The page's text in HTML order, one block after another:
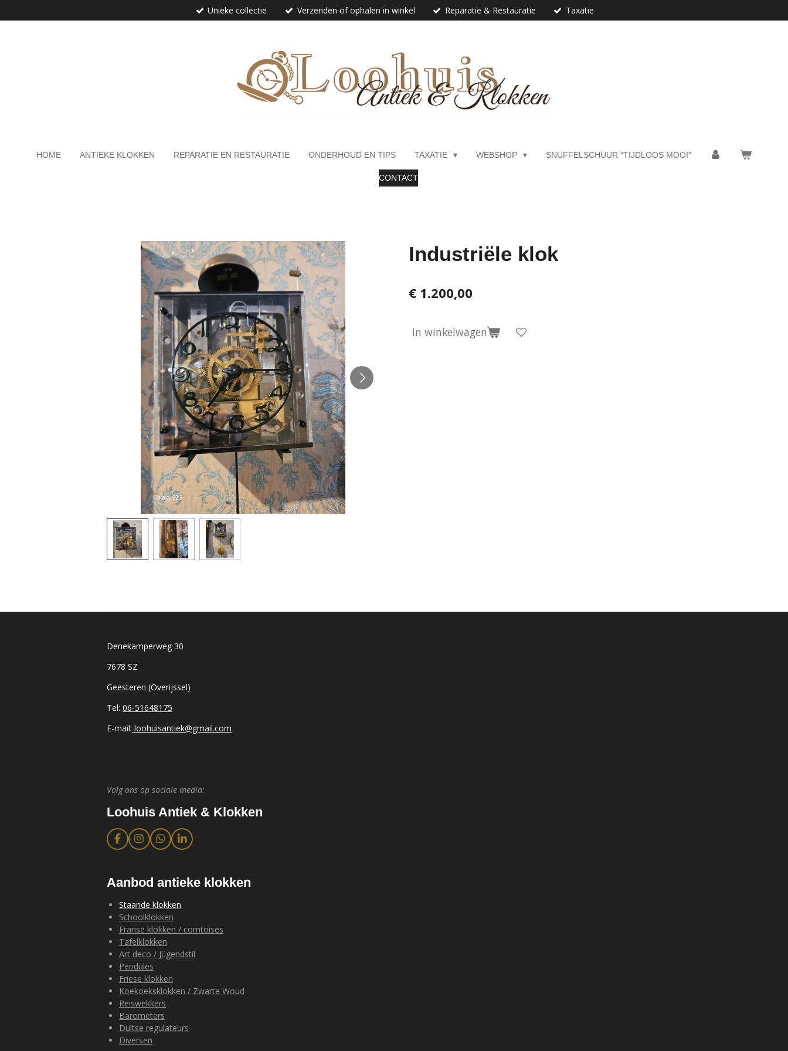
direct
Unieke collectie Verzenden of ophalen in winkel Reparatie & Restauratie Taxatie
HOME ANTIEKE KLOKKEN REPARATIE EN RESTAURATIE ONDERHOUD EN TIPS TAXATIE WEBSHOP SNUFFELSCHUUR “TIJDLOOS MOOI”
CONTACT
Industriële klok
€ 1.200,00
In winkelwagen
Denekamperweg 30
7678 SZ
Geesteren (Overijssel)
Tel: 06-51648175
E-mail: loohuisantiek@gmail.com
Volg ons op sociale media:
Loohuis Antiek & Klokken
F
a
b
o
k
I
n
a
g
a
m
W
h
s
A
p
p
L
i
e
d
Aanbod antieke klokken
Staande klokken
Schoolklokken
Franse klokken / comtoises
Tafelklokken
Art deco / Jügendstil
Pendules
Friese klokken
Koekoeksklokken / Zwarte Woud
Reiswekkers
Barometers
Duitse regulateurs
Diversen